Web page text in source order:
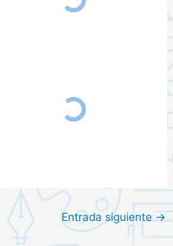
Entrada siguiente→